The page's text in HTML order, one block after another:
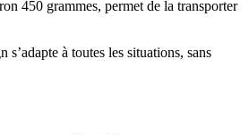
450 grammes, permet de la transporter
à toutes les situations, sans